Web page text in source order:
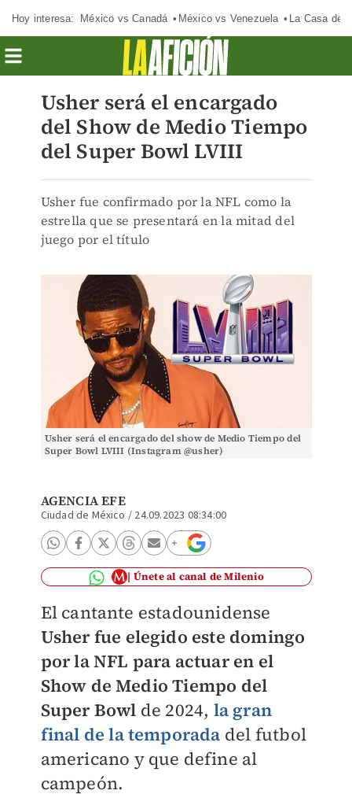
Hoy interesa: México vs Canadá México vs Venezuela La Casa de
Usher será el encargado
del Show de Medio Tiempo
del Super Bowl LVIII
Usher fue confirmado por la NFL como la
estrella que se presentará en la mitad del
juego por el título
Usher será el encargado del show de Medio Tiempo del
Super Bowl LVIII (Instagram @usher)
AGENCIA EFE
Ciudad de México / 24.09.2023 08:34:00
Únete al canal de Milenio
El cantante estadounidense
Usher fue elegido este domingo
por la NFL para actuar en el
Show de Medio Tiempo del
Super Bowl de 2024, la gran
final de la temporada del futbol
americano y que define al
campeón.